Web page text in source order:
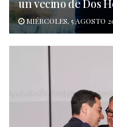
un vecino de Dos
MIÉRCOLES, 5 AGOSTO